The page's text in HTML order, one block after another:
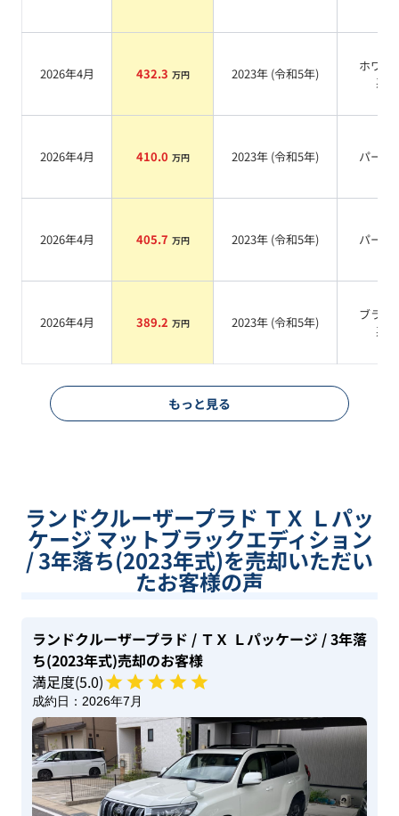
2026年4月 432.3 万円 2023年 (令和5年)
ホワイ
系
2026年4月 410.0 万円 2023年 (令和5年) パール
2026年4月 405.7 万円 2023年 (令和5年) パール
2026年4月 389.2 万円 2023年 (令和5年)
ブラッ
系
もっと見る
ランドクルーザープラド ＴＸ Ｌパッ
ケージ マットブラックエディション
/ 3年落ち(2023年式)を売却いただい
たお客様の声
ランドクルーザープラド / ＴＸ Ｌパッケージ / 3年落
ち(2023年式)売却のお客様
満足度(5.0)
成約日： 2026年7月